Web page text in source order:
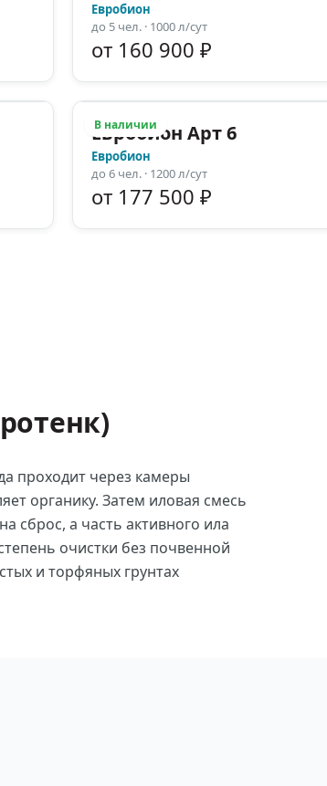
Евробион
до 5 чел. · 1000 л/сут
от 160 900 ₽
В наличии
Евробион Арт 6
Евробион
до6 чел. · 1200 л/сут
от 177 500 ₽
проходит через камеры
органику. Затем иловая смесь
сброс, а часть активного ила
очистки без почвенной
и торфяных грунтах